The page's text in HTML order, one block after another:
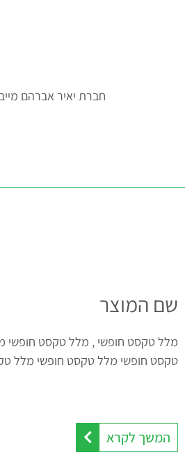
חברת יאיר אברהם
שם המוצר
מלל טקסט חופשי , מלל טקסט חופשי
טקסט חופשי מלל טקסט חופשי מלל
המשך לקרא